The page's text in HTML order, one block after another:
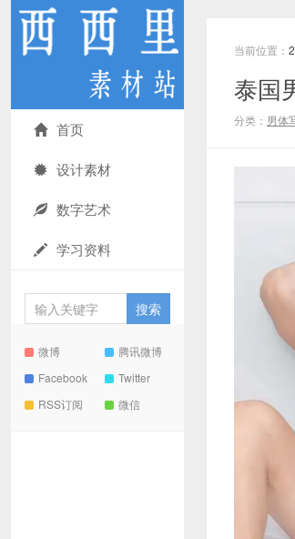
首页
设计素材
数字艺术
学习资料
微博
腾讯微博
Facebook
Twitter
RSS订阅
微信
当前位置：
泰国
分类： 男体